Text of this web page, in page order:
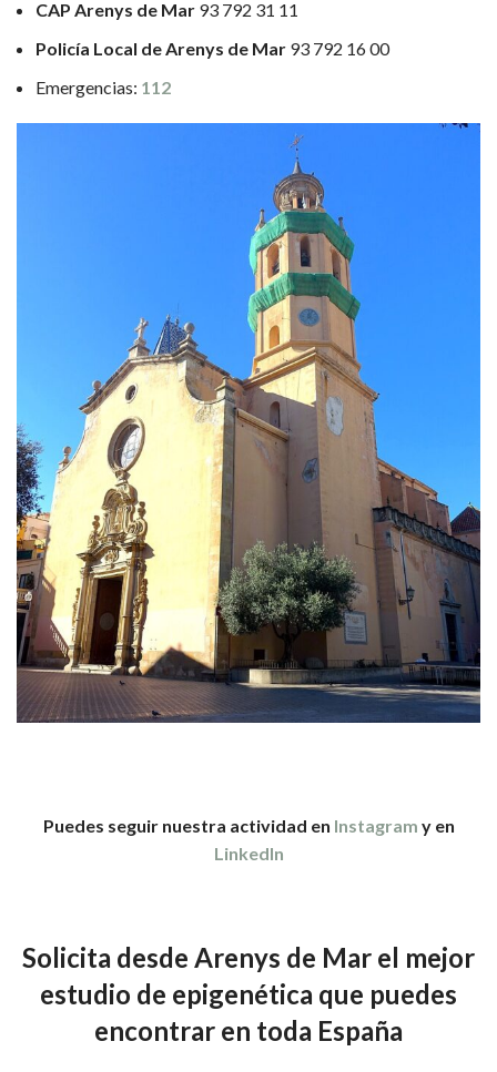
CAP Arenys de Mar 93 792 31 11
Policía Local de Arenys de Mar 93 792 16 00
Emergencias: 112
Puedes seguir nuestra actividad en Instagram y en
LinkedIn
Solicita desde Arenys de Mar el mejor
estudio de epigenética que puedes
encontrar en toda España